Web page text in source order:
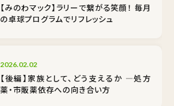
【みのわマック】ラリーで繋がる笑顔！ 毎月
の卓球プログラムでリフレッシュ
2026.02.02
【後編】家族として、どう支えるか ―処方
薬・市販薬依存への向き合い方